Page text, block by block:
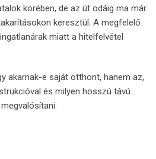
körében, de az út odáig ma már
keresztül. A megfelelő
miatt a hitelfelvétel
akarnak-e saját otthont, hanem az,
és milyen hosszú távú